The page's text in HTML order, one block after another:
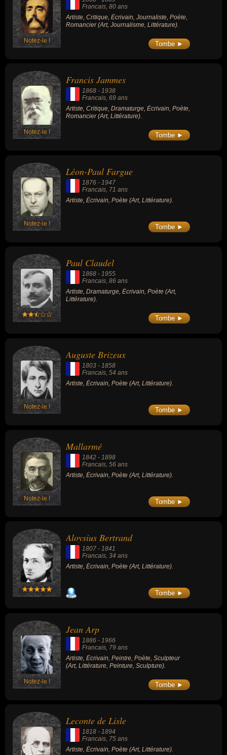
Notez-le !
Francais , 80 ans
Artiste, Critique, Écrivain, Journaliste, Poète,
Romancier (Art, Journalisme, Littérature).
Tombe ►
Notez-le !
Francis Jammes
1868 - 1938
Francais, 69 ans
Artiste, Critique, Dramaturge, Écrivain, Poète,
Romancier (Art, Littérature).
Tombe ►
Notez-le !
Léon-Paul Fargue
1876 - 1947
Francais, 71 ans
Artiste, Écrivain, Poète (Art, Littérature).
Tombe ►
Paul Claudel
1868 - 1955
Francais, 86 ans
Artiste, Dramaturge, Écrivain, Poète (Art,
Littérature).
Tombe ►
Notez-le !
Auguste Brizeux
1803 - 1858
Francais, 54 ans
Artiste, Écrivain, Poète (Art, Littérature).
Tombe ►
Notez-le !
Mallarmé
1842 - 1898
Francais , 56 ans
Artiste, Écrivain, Poète (Art, Littérature).
Tombe ►
Aloysius Bertrand
1807 - 1841
Francais, 34 ans
Artiste, Écrivain, Poète (Art, Littérature).
Tombe ►
Notez-le !
Jean Arp
1886 - 1966
Francais , 79 ans
Artiste, Écrivain, Peintre, Poète, Sculpteur
(Art, Littérature, Peinture, Sculpture).
Tombe ►
Leconte de Lisle
1818 - 1894
Francais, 75 ans
Artiste, Écrivain, Poète (Art, Littérature).